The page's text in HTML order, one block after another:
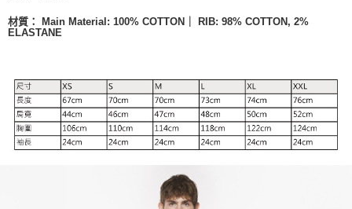
材質：
Main Material: 100% COTTON｜ RIB: 98% COTTON, 2%
ELASTANE